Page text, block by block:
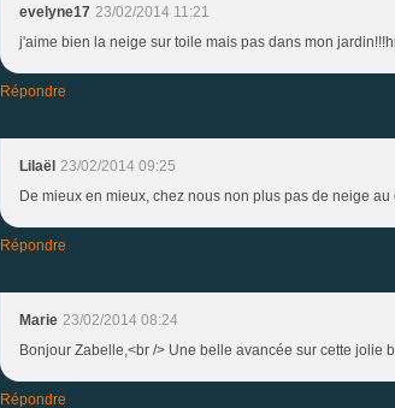
evelyne17 23/02/2014 11:21
j'aime bien la neige sur toile mais pas dans mon
Répondre
Lilaël 23/02/2014 09:25
De mieux en mieux, chez nous non plus pas de neige
Répondre
Marie 23/02/2014 08:24
Bonjour Zabelle,<br /> Une belle avancée sur cette jolie
Répondre